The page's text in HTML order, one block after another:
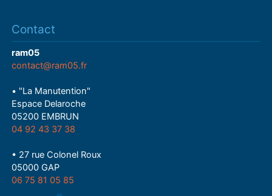
Contact
ram05
contact@ram05.fr
• "La Manutention"
Espace Delaroche
05200 EMBRUN
04 92 43 37 38
• 27 rue Colonel Roux
05000 GAP
06 75 81 05 85